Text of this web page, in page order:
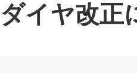
イヤ改正